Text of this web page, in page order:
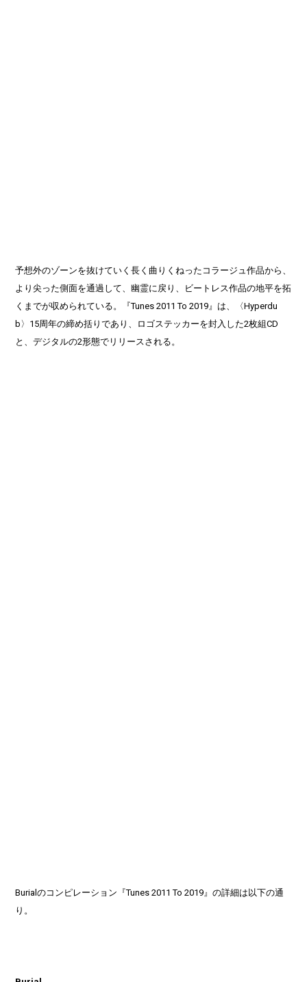
予想外のゾーンを抜けていく長く曲りくねったコラージュ作品から、
より尖った側面を通過して、幽霊に戻り、ビートレス作品の地平を拓
くまでが収められている。『Tunes 2011 To 2019』は、〈Hyperdu
b〉15周年の締め括りであり、ロゴステッカーを封入した2枚組CD
と、デジタルの2形態でリリースされる。
Burialのコンピレーション『Tunes 2011 To 2019』の詳細は以下の通
り。